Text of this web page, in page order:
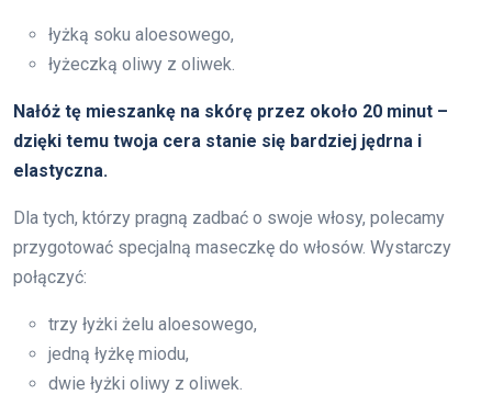
łyżką soku aloesowego,
łyżeczką oliwy z oliwek.
Nałóż tę mieszankę na skórę przez około 20 minut –
dzięki temu twoja cera stanie się bardziej jędrna i
elastyczna.
Dla tych, którzy pragną zadbać o swoje włosy, polecamy
przygotować specjalną maseczkę do włosów. Wystarczy
połączyć:
trzy łyżki żelu aloesowego,
jedną łyżkę miodu,
dwie łyżki oliwy z oliwek.